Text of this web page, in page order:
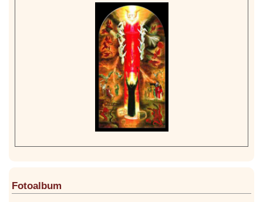
Fotoalbum